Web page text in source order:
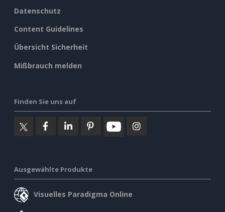
Datenschutz
Content Guidelines
Übersicht Sicherheit
Mißbrauch melden
Finden Sie uns auf
Ausgewählte Produkte
Visuelles Paradigma Online